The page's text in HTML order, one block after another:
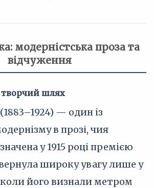
модерністська проза та
відчуження
шлях
— один із
в прозі, чия
у 1915 році премією
широку увагу лише у
його визнали метром